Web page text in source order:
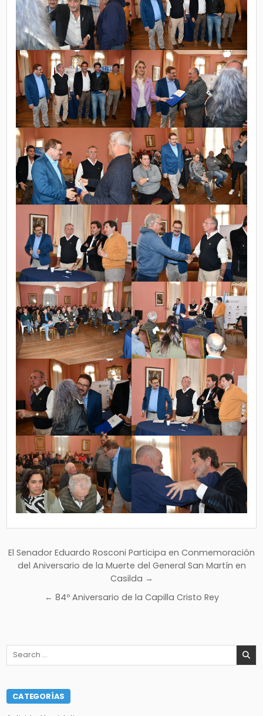
Navegación
de
El Senador Eduardo Rosconi Participa en Conmemoración
del Aniversario de la Muerte del General San Martín en
Casilda →
← 84º Aniversario de la Capilla Cristo Rey
Search
CATEGORÍAS